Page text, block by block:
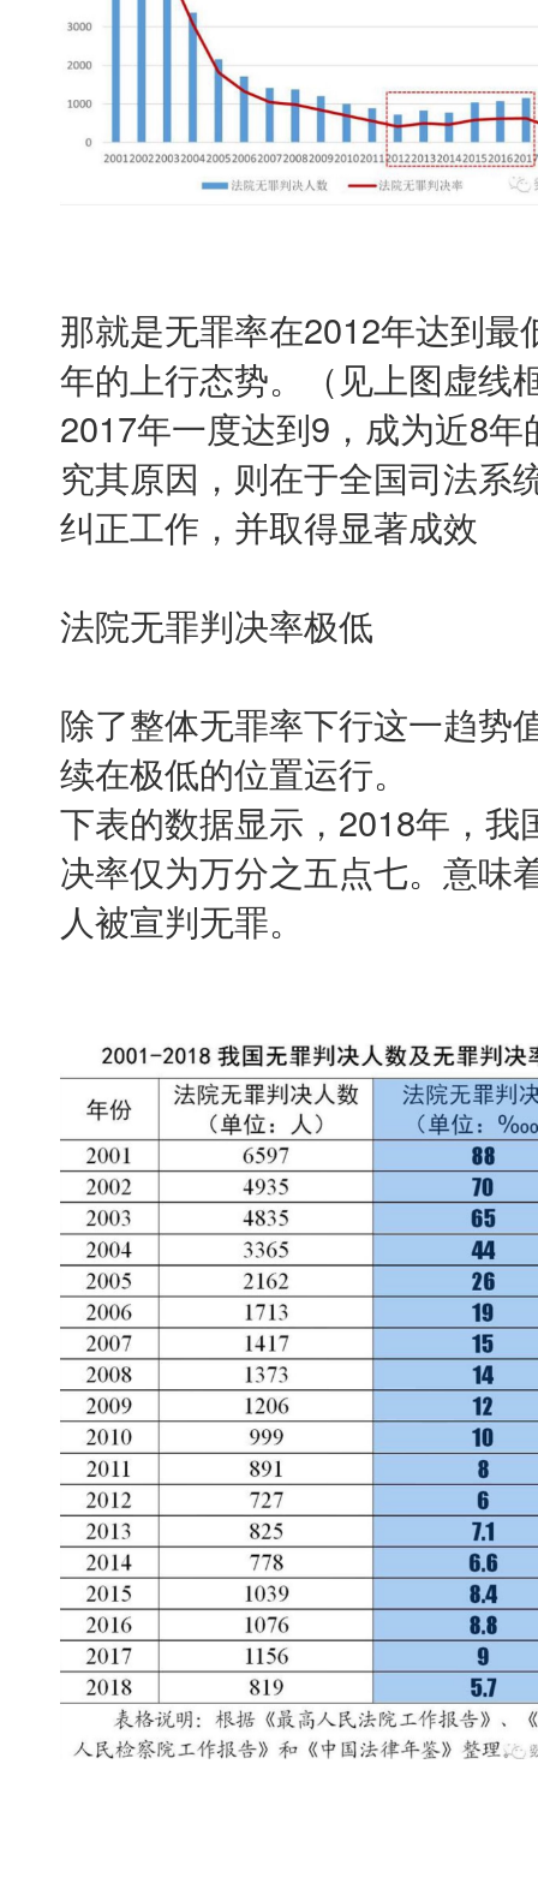
那就是无罪率在2012年达到
年的上行态势。（见上图虚线
2017年一度达到9，成为近8年
究其原因，则在于全国司法系
纠正工作，并取得显著成效
法院无罪判决率极低
除了整体无罪率下行这一趋势
续在极低的位置运行。
下表的数据显示，2018年，
决率仅为万分之五点七。意味
人被宣判无罪。